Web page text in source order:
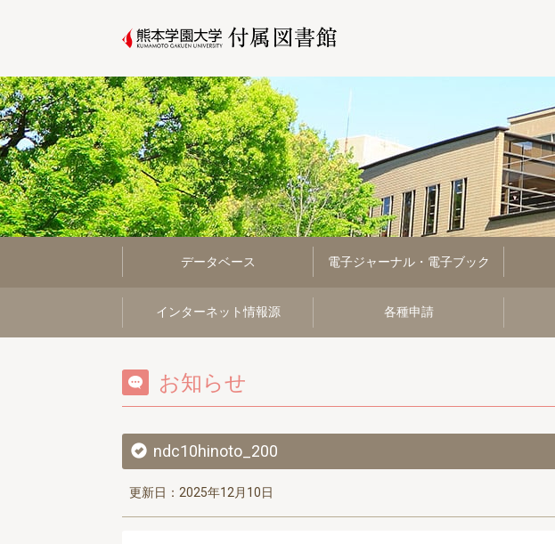
データベース 電子ジャーナル・電子ブック
インターネット情報源 各種申請
お知らせ
ndc10hinoto_200
更新日：2025年12月10日